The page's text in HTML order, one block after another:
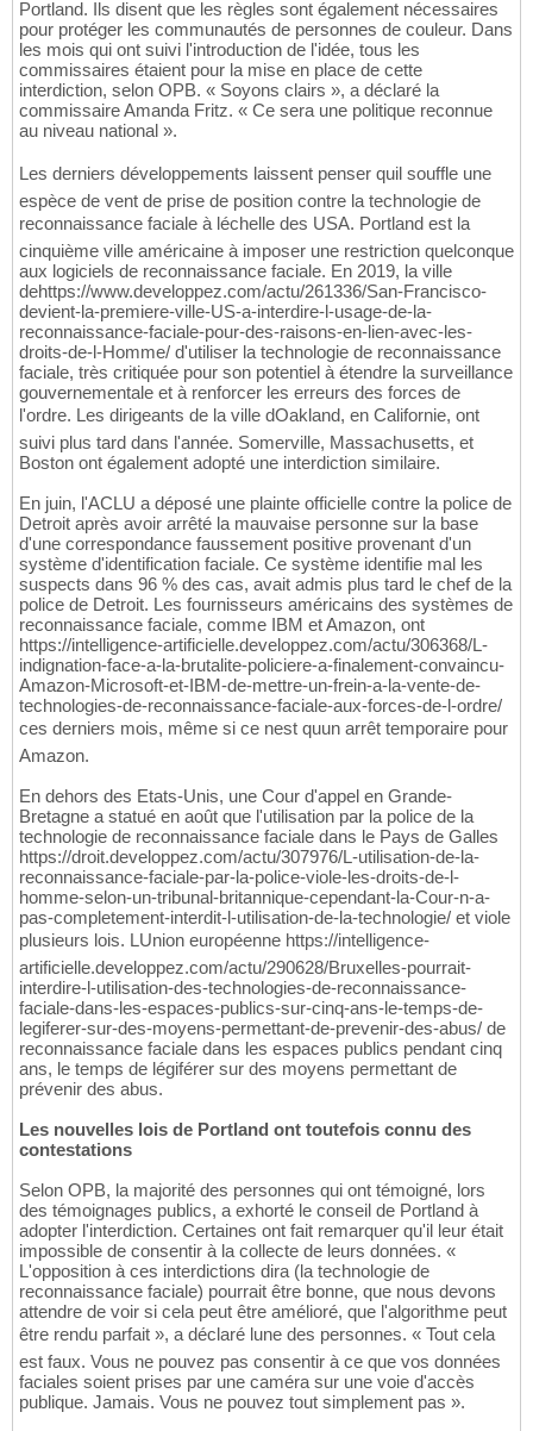
Portland. Ils disent que les règles sont également nécessaires
pour protéger les communautés de personnes de couleur. Dans
les mois qui ont suivi l'introduction de l'idée, tous les
commissaires étaient pour la mise en place de cette
interdiction, selon OPB. « Soyons clairs », a déclaré la
commissaire Amanda Fritz. « Ce sera une politique reconnue
au niveau national ».
Les derniers développements laissent penser quil souffle une
espèce de vent de prise de position contre la technologie de
reconnaissance faciale à léchelle des USA. Portland est la
cinquième ville américaine à imposer une restriction quelconque
aux logiciels de reconnaissance faciale. En 2019, la ville
dehttps://www.developpez.com/actu/261336/San-Francisco-
devient-la-premiere-ville-US-a-interdire-l-usage-de-la-
reconnaissance-faciale-pour-des-raisons-en-lien-avec-les-
droits-de-l-Homme/ d'utiliser la technologie de reconnaissance
faciale, très critiquée pour son potentiel à étendre la surveillance
gouvernementale et à renforcer les erreurs des forces de
l'ordre. Les dirigeants de la ville dOakland, en Californie, ont
suivi plus tard dans l'année. Somerville, Massachusetts, et
Boston ont également adopté une interdiction similaire.
En juin, l'ACLU a déposé une plainte officielle contre la police de
Detroit après avoir arrêté la mauvaise personne sur la base
d'une correspondance faussement positive provenant d'un
système d'identification faciale. Ce système identifie mal les
suspects dans 96 % des cas, avait admis plus tard le chef de la
police de Detroit. Les fournisseurs américains des systèmes de
reconnaissance faciale, comme IBM et Amazon, ont
https://intelligence-artificielle.developpez.com/actu/306368/L-
indignation-face-a-la-brutalite-policiere-a-finalement-convaincu-
Amazon-Microsoft-et-IBM-de-mettre-un-frein-a-la-vente-de-
technologies-de-reconnaissance-faciale-aux-forces-de-l-ordre/
ces derniers mois, même si ce nest quun arrêt temporaire pour
Amazon.
En dehors des Etats-Unis, une Cour d'appel en Grande-
Bretagne a statué en août que l'utilisation par la police de la
technologie de reconnaissance faciale dans le Pays de Galles
https://droit.developpez.com/actu/307976/L-utilisation-de-la-
reconnaissance-faciale-par-la-police-viole-les-droits-de-l-
homme-selon-un-tribunal-britannique-cependant-la-Cour-n-a-
pas-completement-interdit-l-utilisation-de-la-technologie/ et viole
plusieurs lois. LUnion européenne https://intelligence-
artificielle.developpez.com/actu/290628/Bruxelles-pourrait-
interdire-l-utilisation-des-technologies-de-reconnaissance-
faciale-dans-les-espaces-publics-sur-cinq-ans-le-temps-de-
legiferer-sur-des-moyens-permettant-de-prevenir-des-abus/ de
reconnaissance faciale dans les espaces publics pendant cinq
ans, le temps de légiférer sur des moyens permettant de
prévenir des abus.
Les nouvelles lois de Portland ont toutefois connu des
contestations
Selon OPB, la majorité des personnes qui ont témoigné, lors
des témoignages publics, a exhorté le conseil de Portland à
adopter l'interdiction. Certaines ont fait remarquer qu'il leur était
impossible de consentir à la collecte de leurs données. «
L'opposition à ces interdictions dira (la technologie de
reconnaissance faciale) pourrait être bonne, que nous devons
attendre de voir si cela peut être amélioré, que l'algorithme peut
être rendu parfait », a déclaré lune des personnes. « Tout cela
est faux. Vous ne pouvez pas consentir à ce que vos données
faciales soient prises par une caméra sur une voie d'accès
publique. Jamais. Vous ne pouvez tout simplement pas ».